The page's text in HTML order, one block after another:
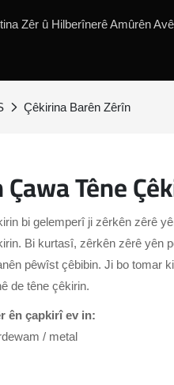
Zêr û Hilberînerê Amûrên
Çêkirina Barên Zêrîn
Têne
bi gelemperî ji zêrkên zêrê
Bi kurtasî, zêrkên zêrê yên
pêwîst çêbibin. Ji bo tomar
de têne çêkirin.
ên çapkirî ev in:
/ metal